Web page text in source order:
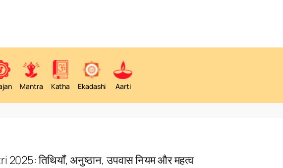
Mantra Katha Ekadashi Aarti
तिथियाँ, अनुष्ठान, उपवास नियम और महत्व